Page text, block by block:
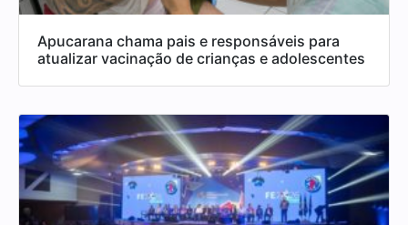
Apucarana chama pais e responsáveis para
atualizar vacinação de crianças e adolescentes